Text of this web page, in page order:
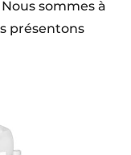
sommes à
présentons